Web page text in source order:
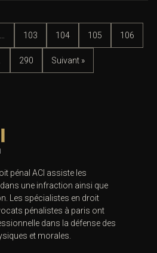
103 104 105 106
290 Suivant »
pénal ACI assiste les
une infraction ainsi que
Les spécialistes en droit
pénalistes à paris ont
dans la défense des
et morales.